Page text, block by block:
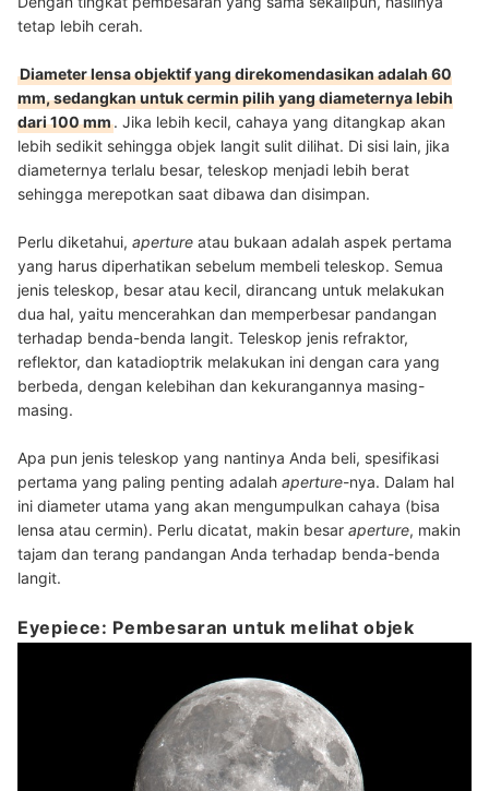
tetap lebih cerah.
Diameter lensa objektif yang direkomendasikan adalah 60
mm, sedangkan untuk cermin pilih yang diameternya lebih
dari 100 mm. Jika lebih kecil, cahaya yang ditangkap akan
lebih sedikit sehingga objek langit sulit dilihat. Di sisi lain, jika
diameternya terlalu besar, teleskop menjadi lebih berat
sehingga merepotkan saat dibawa dan disimpan.
Perlu diketahui, aperture atau bukaan adalah aspek pertama
yang harus diperhatikan sebelum membeli teleskop. Semua
jenis teleskop, besar atau kecil, dirancang untuk melakukan
dua hal, yaitu mencerahkan dan memperbesar pandangan
terhadap benda-benda langit. Teleskop jenis refraktor,
reflektor, dan katadioptrik melakukan ini dengan cara yang
berbeda, dengan kelebihan dan kekurangannya masing-
masing.
Apa pun jenis teleskop yang nantinya Anda beli, spesifikasi
pertama yang paling penting adalah aperture-nya. Dalam hal
ini diameter utama yang akan mengumpulkan cahaya (bisa
lensa atau cermin). Perlu dicatat, makin besar aperture, makin
tajam dan terang pandangan Anda terhadap benda-benda
langit.
Eyepiece: Pembesaran untuk melihat objek